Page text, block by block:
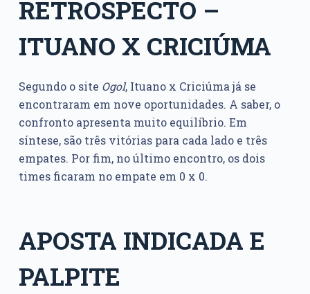
RETROSPECTO –
ITUANO X CRICIÚMA
Segundo o site Ogol, Ituano x Criciúma já se
encontraram em nove oportunidades. A saber, o
confronto apresenta muito equilíbrio. Em
síntese, são três vitórias para cada lado e três
empates. Por fim, no último encontro, os dois
times ficaram no empate em 0 x 0.
APOSTA INDICADA E
PALPITE